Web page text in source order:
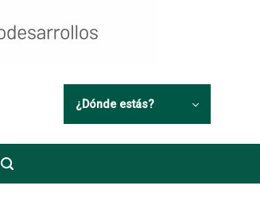
¿Dónde estás?